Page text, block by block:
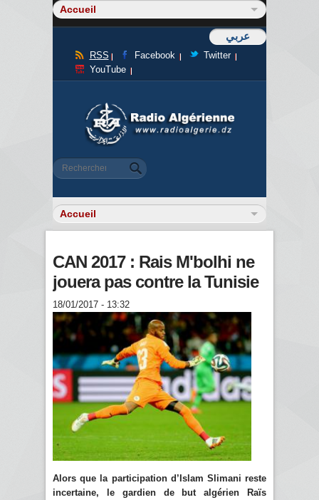
عربي
RSS Facebook
Twitter
YouTube
Formulaire de recherche
Rechercher
CAN 2017 : Rais M'bolhi ne
jouera pas contre la Tunisie
18/01/2017 - 13:32
Alors que la participation d’Islam Slimani reste
incertaine, le gardien de but algérien Raïs